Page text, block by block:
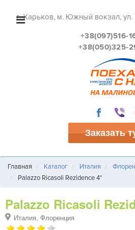
г. Харьков, м. Южный вокзал,
+38(097)516-
+38(050)325-
Заказать
Главная Каталог Италия
Palazzo Ricasoli Rezidence 4*
Palazzo Ricasoli
Италия, Флоренция